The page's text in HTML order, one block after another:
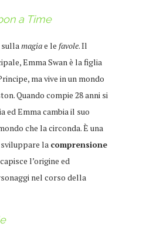
a Time
sulla magiae le favole. Il
Emma Swan è la figlia
ma vive in un mondo
Quando compie 28 anni si
ed Emma cambia il suo
che la circonda. È una
la comprensione
l’origine ed
nel corso della